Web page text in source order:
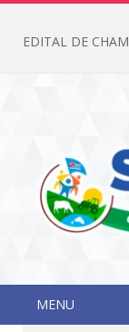
MENU